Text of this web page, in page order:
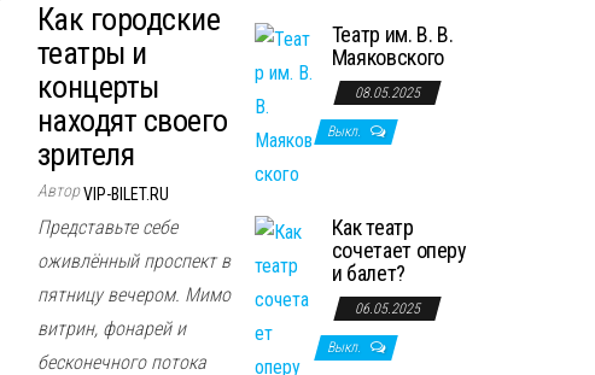
Как городские
театры и
концерты
находят своего
зрителя
АвторVIP-BILET.RU
Представьте себе
оживлённый проспект в
пятницу вечером. Мимо
витрин, фонарей и
бесконечного потока
Театр им. В. В.
Маяковского
08.05.2025
Выкл.
Как театр
сочетает оперу
и балет?
06.05.2025
Выкл.